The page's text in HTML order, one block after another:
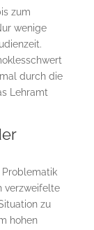
zum
wenige
durch die
Lehramt
Problematik
verzweifelte
zu
hohen